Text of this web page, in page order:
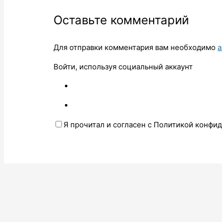
Оставьте комментарий
Для отправки комментария вам необходимо
Войти, используя социальный аккаунт
Я прочитал и согласен с Политикой